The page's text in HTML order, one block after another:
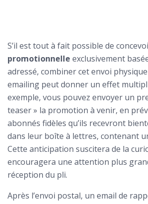
S’il est tout à fait possible de
promotionnelle exclusivement
adressé, combiner cet envoi
emailing peut donner un effet
exemple, vous pouvez envoyer un
teaser » la promotion à venir, en
abonnés fidèles qu’ils recevront
dans leur boîte à lettres, contenant
Cette anticipation suscitera de la
encouragera une attention plus
réception du pli.
Après l’envoi postal, un email de